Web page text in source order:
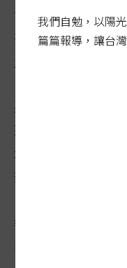
合報專訪時表示
投入東南亞文化
角色「從配合執
蔣偉寧觀察，不
來自東南亞，校
境，讓孩子「be
親的語言有趣、
教育部擬於一○
我們自勉，以陽
篇篇報導，讓台